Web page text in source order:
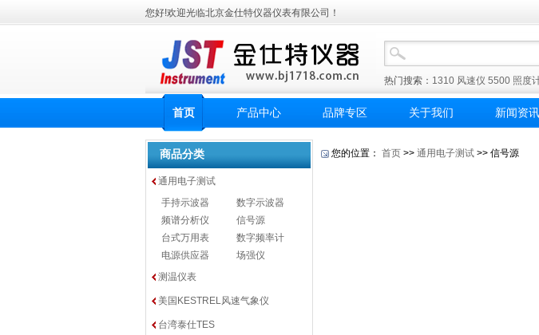
您好!欢迎光临北京金仕特仪器仪表有限公司！
热门搜索： 1310 风速仪 5500 照度
首页 产品中心 品牌专区 关于我们 新闻资讯
商品分类
通用电子测试
手持示波器
数字示波器
频谱分析仪
信号源
台式万用表
数字频率计
电源供应器
场强仪
测温仪表
美国KESTREL风速气象仪
台湾泰仕TES
您的位置： 首页 >> 通用电子测试 >> 信号源